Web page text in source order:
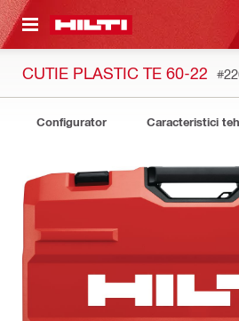
CONTENT
CUTIE PLASTIC TE 60-22
Configurator Caracteristici